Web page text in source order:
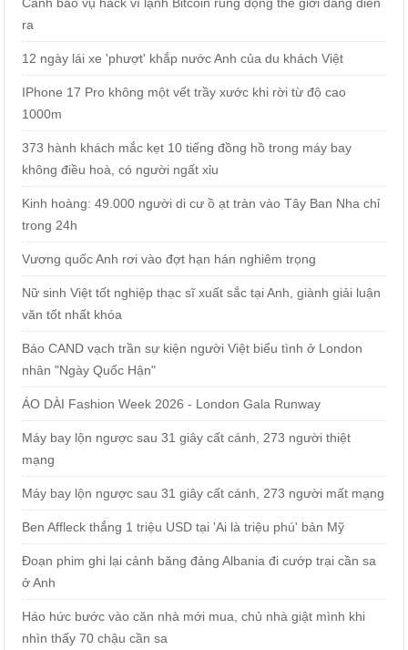
ra
12 ngày lái xe 'phượt' khắp nước Anh của du khách Việt
IPhone 17 Pro không một vết trầy xước khi rời từ độ cao
1000m
373 hành khách mắc kẹt 10 tiếng đồng hồ trong máy bay
không điều hoà, có người ngất xỉu
Kinh hoàng: 49.000 người di cư ồ ạt tràn vào Tây Ban Nha chỉ
trong 24h
Vương quốc Anh rơi vào đợt hạn hán nghiêm trọng
Nữ sinh Việt tốt nghiệp thạc sĩ xuất sắc tại Anh, giành giải luận
văn tốt nhất khóa
Báo CAND vạch trần sự kiện người Việt biểu tình ở London
nhân "Ngày Quốc Hận"
ÁO DÀI Fashion Week 2026 - London Gala Runway
Máy bay lộn ngược sau 31 giây cất cánh, 273 người thiệt
mạng
Máy bay lộn ngược sau 31 giây cất cánh, 273 người mất mạng
Ben Affleck thắng 1 triệu USD tại 'Ai là triệu phú' bản Mỹ
Đoạn phim ghi lại cảnh băng đảng Albania đi cướp trại cần sa
ở Anh
Háo hức bước vào căn nhà mới mua, chủ nhà giật mình khi
nhìn thấy 70 chậu cần sa